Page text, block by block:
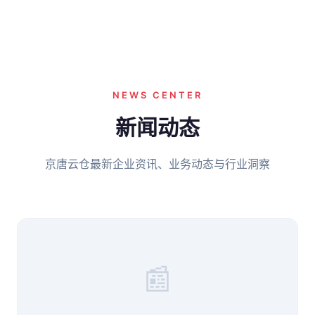
NEWS CENTER
新闻动态
京唐云仓最新企业资讯、业务动态与行业洞察
📰